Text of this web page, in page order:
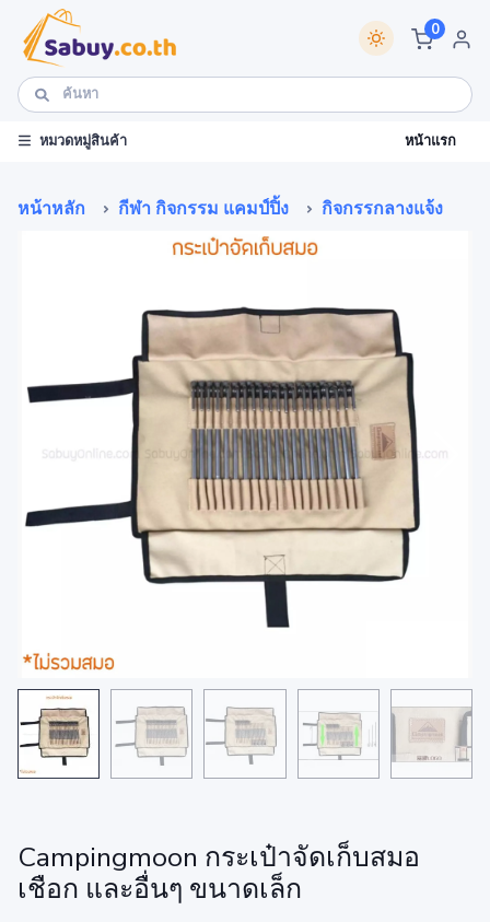
0
หมวดหมู่สินค้า หน้าแรก
หน้าหลัก กีฬา กิจกรรม แคมป์ปิ้ง กิจกรรกลางแจ้ง
Campingmoon กระเป๋าจัดเก็บสมอ
เชือก และอื่นๆ ขนาดเล็ก